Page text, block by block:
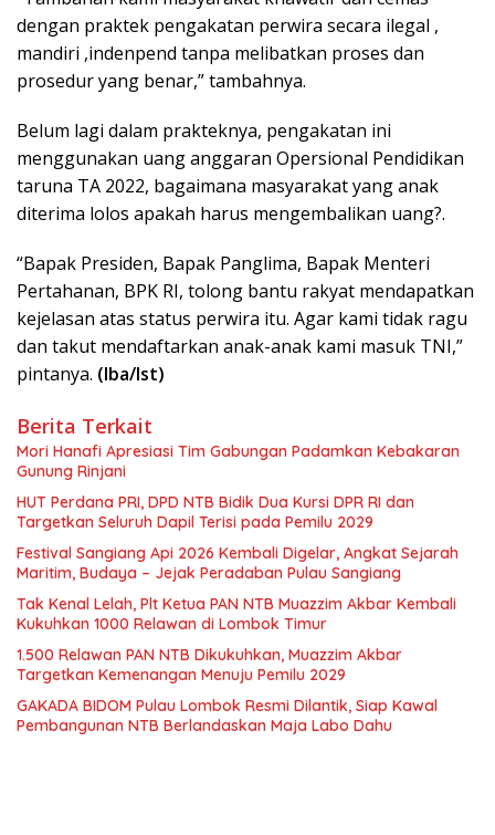
dengan praktek pengakatan perwira secara ilegal ,
mandiri ,indenpend tanpa melibatkan proses dan
prosedur yang benar,” tambahnya.
Belum lagi dalam prakteknya, pengakatan ini
menggunakan uang anggaran Opersional Pendidikan
taruna TA 2022, bagaimana masyarakat yang anak
diterima lolos apakah harus mengembalikan uang?.
“Bapak Presiden, Bapak Panglima, Bapak Menteri
Pertahanan, BPK RI, tolong bantu rakyat mendapatkan
kejelasan atas status perwira itu. Agar kami tidak ragu
dan takut mendaftarkan anak-anak kami masuk TNI,”
pintanya. (Iba/Ist)
Berita Terkait
Mori Hanafi Apresiasi Tim Gabungan Padamkan Kebakaran
Gunung Rinjani
HUT Perdana PRI, DPD NTB Bidik Dua Kursi DPR RI dan
Targetkan Seluruh Dapil Terisi pada Pemilu 2029
Festival Sangiang Api 2026 Kembali Digelar, Angkat Sejarah
Maritim, Budaya – Jejak Peradaban Pulau Sangiang
Tak Kenal Lelah, Plt Ketua PAN NTB Muazzim Akbar Kembali
Kukuhkan 1000 Relawan di Lombok Timur
1.500 Relawan PAN NTB Dikukuhkan, Muazzim Akbar
Targetkan Kemenangan Menuju Pemilu 2029
GAKADA BIDOM Pulau Lombok Resmi Dilantik, Siap Kawal
Pembangunan NTB Berlandaskan Maja Labo Dahu